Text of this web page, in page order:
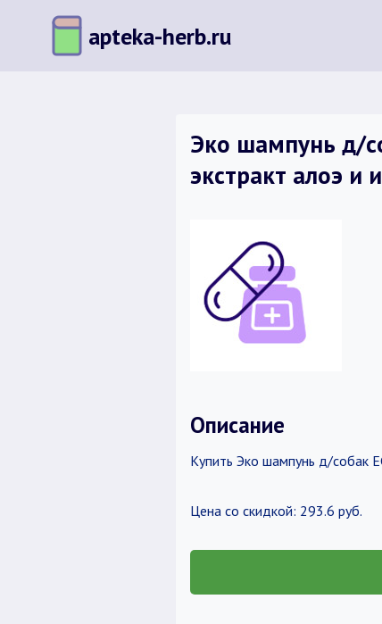
содержимому
apteka-herb.ru
Эко шампунь д/
экстракт алоэ и
Описание
Купить Эко шампунь д/собак
Цена со скидкой: 293.6 руб.